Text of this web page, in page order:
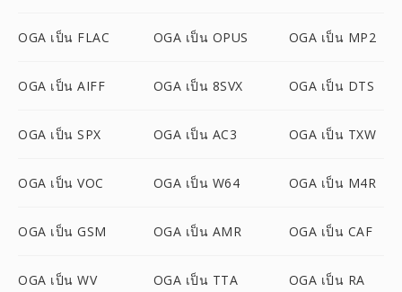
OGA เป็น FLAC OGA เป็น OPUS OGA เป็น MP2
OGA เป็น AIFF OGA เป็น 8SVX OGA เป็น DTS
OGA เป็น SPX OGA เป็น AC3 OGA เป็น TXW
OGA เป็น VOC OGA เป็น W64 OGA เป็น M4R
OGA เป็น GSM OGA เป็น AMR OGA เป็น CAF
OGA เป็น WV OGA เป็น TTA OGA เป็น RA